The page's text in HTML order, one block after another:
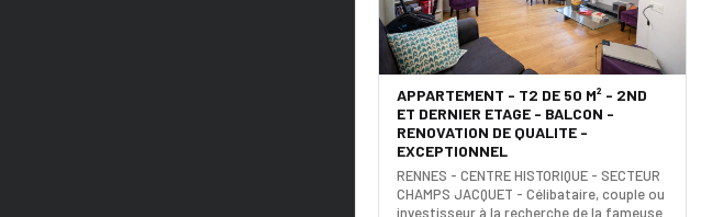
APPARTEMENT - T2 DE 50 M² - 2ND
ET DERNIER ETAGE - BALCON -
RENOVATION DE QUALITE -
EXCEPTIONNEL
RENNES - CENTRE HISTORIQUE - SECTEUR
CHAMPS JACQUET - Célibataire, couple ou
investisseur à la recherche de la fameuse